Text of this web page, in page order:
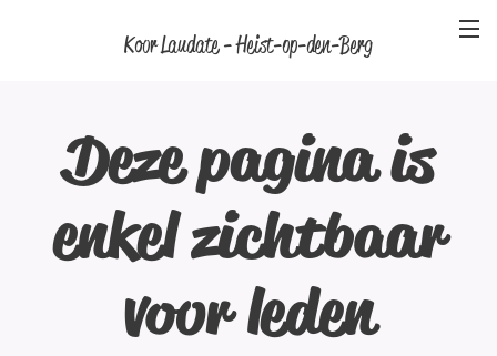
Koor Laudate - Heist-op-den-Berg
Deze pagina is
enkel zichtbaar
voor leden